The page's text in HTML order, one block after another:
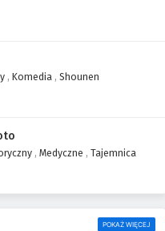
, Komedia , Shounen
, Medyczne , Tajemnica
POKAŻ WIĘCEJ